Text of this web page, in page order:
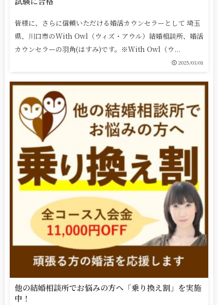
皆様に、さらに信頼いただける婚活カウンセラーとして 埼玉
県、川口市のWith Owl（ウィズ・アウル）結婚相談所、婚活
カウンセラーの羽角(はすみ)です。※With Owl（ウ...
2025/03/01
他の結婚相談所でお悩みの方へ「乗り換え割」を実施
中！